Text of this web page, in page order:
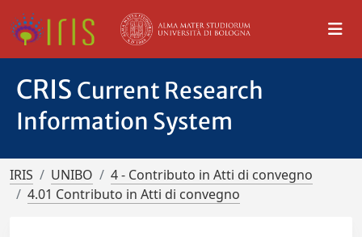
CRIS Current Research
Information System
IRIS UNIBO
4 - Contributo in Atti di convegno
4.01 Contributo in Atti di convegno